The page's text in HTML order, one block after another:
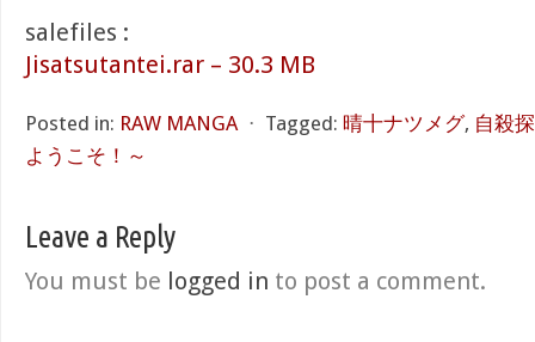
salefiles :
Jisatsutantei.rar – 30.3 MB
Posted in: RAW MANGA ⋅ Tagged: 晴十ナツメグ, 自殺
ようこそ！～
Leave a Reply
You must be logged in to post a comment.